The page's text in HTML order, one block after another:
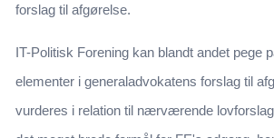
forslag til afgørelse.
IT-Politisk Forening kan blandt andet pege
elementer i generaladvokatens forslag til
vurderes i relation til nærværende